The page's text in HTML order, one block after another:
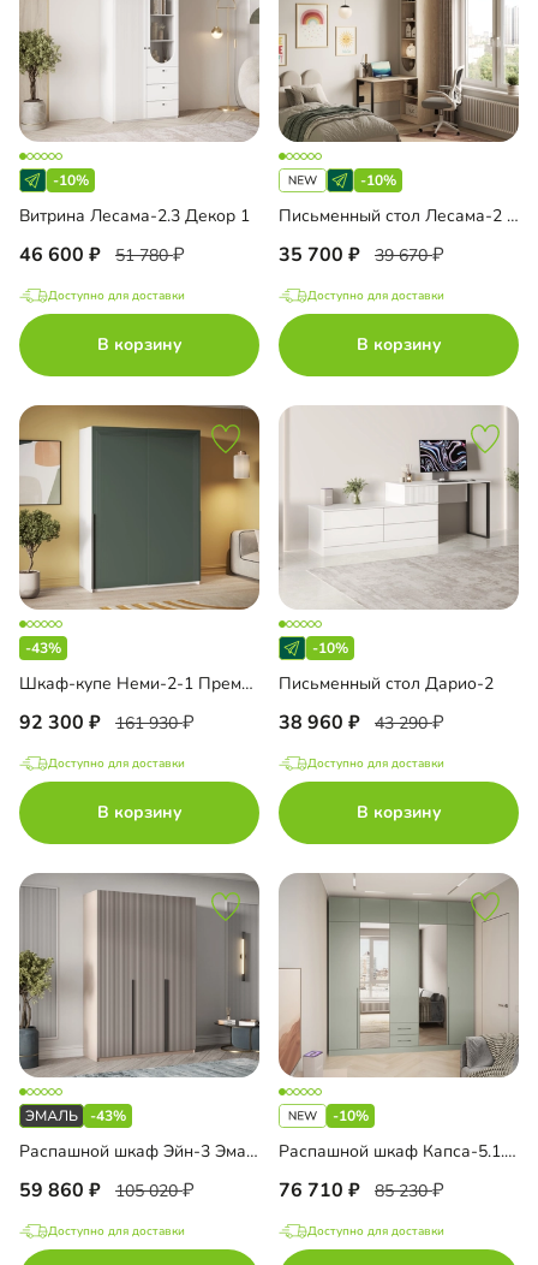
-10%
Витрина Лесама-2.3 Декор 1
46 600 51 780
Доступно для доставки
В корзину
-10%
Письменный стол Лесама-2 угловой с антресолью
35 700 39 670
Доступно для доставки
В корзину
-43%
Шкаф-купе Неми-2-1 Премиум
92 300 161 930
Доступно для доставки
В корзину
-10%
Письменный стол Дарио-2
38 960 43 290
Доступно для доставки
В корзину
-43%
Распашной шкаф Эйн-3 Эмаль Декор 2
59 860 105 020
Доступно для доставки
-10%
Распашной шкаф Капса-5.1.2 с зеркалом и антресолью
76 710 85 230
Доступно для доставки